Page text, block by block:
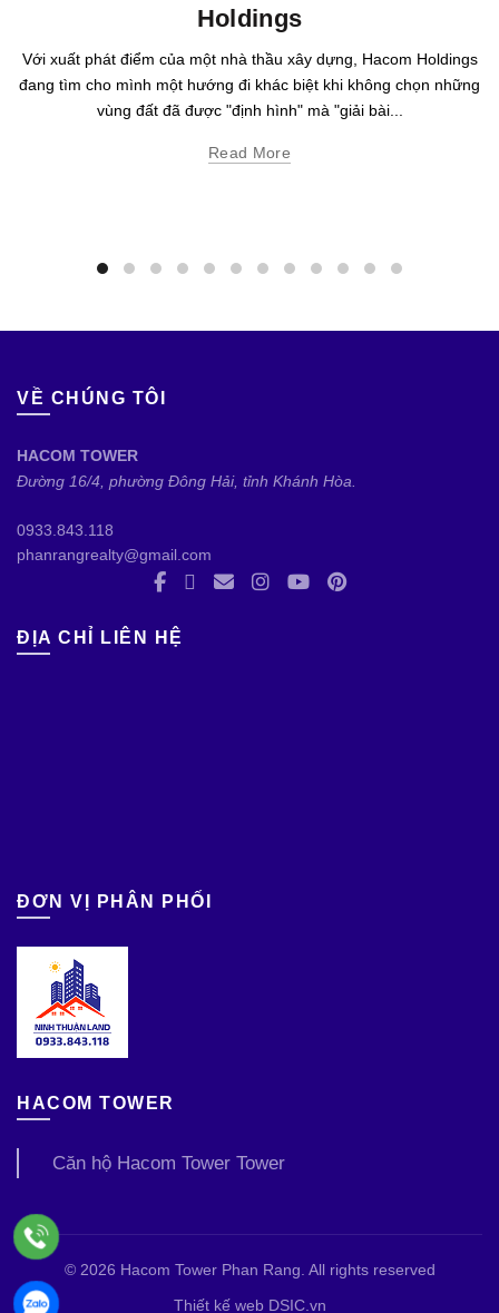
Holdings
Với xuất phát điểm của một nhà thầu xây dựng, Hacom Holdings
đang tìm cho mình một hướng đi khác biệt khi không chọn những
vùng đất đã được "định hình" mà "giải bài...
Read More
VỀ CHÚNG TÔI
HACOM TOWER
Đường 16/4, phường Đông Hải, tỉnh Khánh Hòa.
0933.843.118
phanrangrealty@gmail.com
ĐỊA CHỈ LIÊN HỆ
ĐƠN VỊ PHÂN PHỐI
HACOM TOWER
Căn hộ Hacom Tower Tower
© 2026 Hacom Tower Phan Rang . All rights reserved
Thiết kế web DSIC.vn